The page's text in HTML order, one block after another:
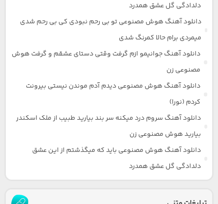
دلدادگی گل عشق همدرد
دانلود آهنگ هوش مصنوعی تو بی رحم نبودی کی بی رحم شدی
میمردی برام حالا کمرنگ شدی
دانلود آهنگ جوانیمو ازم گرفت وقتی دستای عشقم و گرفت هوش
مصنوعی زن
دانلود آهنگ هوش مصنوعی دیدم آدم موندن نیستی بیرونت
کردم (نورا)
دانلود آهنگ سروم درد میکنه سر بند بیارید طبیب از ملک اسکندر
بیارید هوش مصنوعی زن
دانلود آهنگ هوش مصنوعی باید که میگذشتم از این عشق
دلدادگی گل عشق همدرد